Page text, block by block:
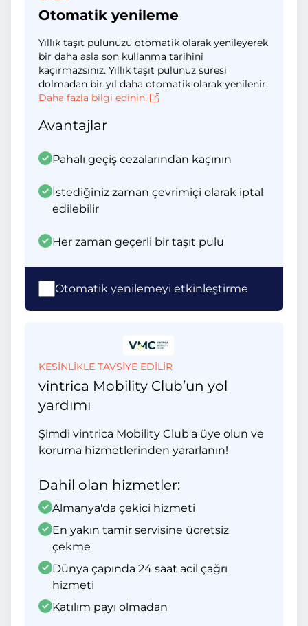
Otomatik yenileme
Yıllık taşıt pulunuzu otomatik olarak yenileyerek
bir daha asla son kullanma tarihini
kaçırmazsınız. Yıllık taşıt pulunuz süresi
dolmadan bir yıl daha otomatik olarak yenilenir.
Daha fazla bilgi edinin.
Avantajlar
Pahalı geçiş cezalarından kaçının
İstediğiniz zaman çevrimiçi olarak iptal
edilebilir
Her zaman geçerli bir taşıt pulu
Otomatik yenilemeyi etkinleştirme
KESİNLİKLE TAVSİYE EDİLİR
vintrica Mobility Club’un yol
yardımı
Şimdi vintrica Mobility Club'a üye olun ve
koruma hizmetlerinden yararlanın!
Dahil olan hizmetler:
Almanya'da çekici hizmeti
En yakın tamir servisine ücretsiz
çekme
Dünya çapında 24 saat acil çağrı
hizmeti
Katılım payı olmadan